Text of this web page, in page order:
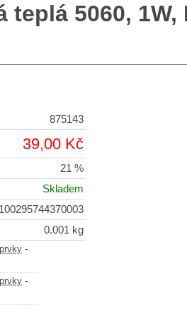
teplá 5060, 1W,
875143
39,00 Kč
21 %
Skladem
100295744370003
0.001 kg
-
-